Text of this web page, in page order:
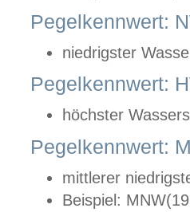
Pegelkennwert:
niedrigster
Pegelkennwert:
höchster
Pegelkennwert:
mittlerer
Beispiel: